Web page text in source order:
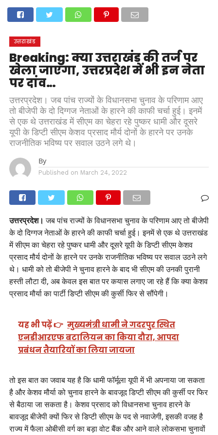
देहरादूननैनीताल
मनोरंजन
उत्तराखंड
Breaking: क्या उत्तराखंड की तर्ज पर
खेला जाएगा, उत्तरप्रदेश में भी इन नेता
पर दांव…
उत्तरप्रदेश। जब पांच राज्यों के विधानसभा चुनाव के परिणाम आए
तो बीजेपी के दो दिग्गज नेताओं के हारने की काफी चर्चा हुई। इनमें
से एक थे उत्तराखंड में सीएम का चेहरा रहे पुष्कर धामी और दूसरे
यूपी के डिप्टी सीएम केशव प्रसाद मौर्य दोनों के हारने पर उनके
राजनीतिक भविष्य पर सवाल उठने लगे थे।
By
Published on March 24, 2022
उत्तरप्रदेश। जब पांच राज्यों के विधानसभा चुनाव के परिणाम आए तो बीजेपी
के दो दिग्गज नेताओं के हारने की काफी चर्चा हुई। इनमें से एक थे उत्तराखंड
में सीएम का चेहरा रहे पुष्कर धामी और दूसरे यूपी के डिप्टी सीएम केशव
प्रसाद मौर्य दोनों के हारने पर उनके राजनीतिक भविष्य पर सवाल उठने लगे
थे। धामी को तो बीजेपी ने चुनाव हारने के बाद भी सीएम की उनकी पुरानी
हस्ती लौटा दी, अब केवल इस बात पर कयास लगाए जा रहे हैं कि क्या केशव
प्रसाद मौर्या का पार्टी डिप्टी सीएम की कुर्सी फिर से सौंपेगी।
यह भी पढ़ें 👉 मुख्यमंत्री धामी ने गदरपुर स्थित
एनडीआरएफ बटालियन का किया दौरा, आपदा
प्रबंधन तैयारियों का लिया जायजा
तो इस बात का जवाब यह है कि धामी फॉर्मूला यूपी में भी अपनाया जा सकता
है और केशव मौर्या को चुनाव हारने के बावजूद डिप्टी सीएम की कुर्सी पर फिर
से बैठाया जा सकता है। केशव प्रसाद को विधानसभा चुनाव हारने के
बावजूद बीजेपी क्यों फिर से डिप्टी सीएम के पद से नवाजेगी, इसकी वजह है
राज्य में फैला ओबीसी वर्ग का बड़ा वोट बैंक और आने वाले लोकसभा चुनावों